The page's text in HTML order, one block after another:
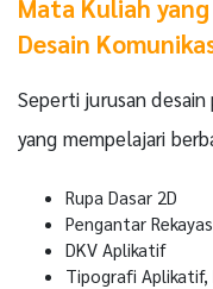
Mata Kuliah
Desain
Seperti jurusan desain
yang mempelajari
Rupa Dasar 2D
Pengantar
DKV Aplikatif
Tipografi Aplikatif,